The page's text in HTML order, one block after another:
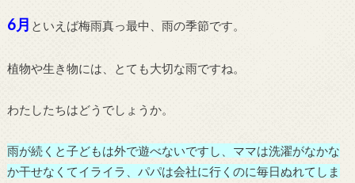
6月 といえば梅雨真っ最中、雨の季節です。
植物や生き物には、とても大切な雨ですね。
わたしたちはどうでしょうか。
雨が続くと子どもは外で遊べないですし、ママは洗濯がなかな
か干せなくてイライラ、パパは会社に行くのに毎日ぬれてしま